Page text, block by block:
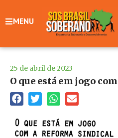
MENU
25 de abril de 2023
O que está em jogo